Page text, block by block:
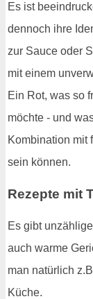
Es ist
dennoch ihre
zur Sauce oder
mit einem
Ein Rot, was so
möchte - und
Kombination mit
sein können.
Rezepte mit
Es gibt
auch warme
man natürlich
Küche.